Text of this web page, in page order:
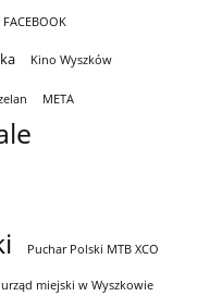
FACEBOOK
Kino Wyszków
META
Puchar Polski MTB XCO
urząd miejski w Wyszkowie